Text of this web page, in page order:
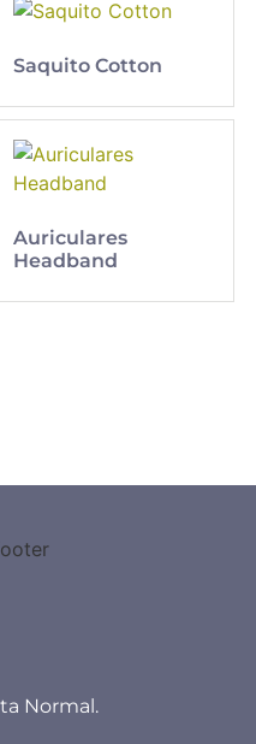
Saquito Cotton
Auriculares
Headband
Normal.